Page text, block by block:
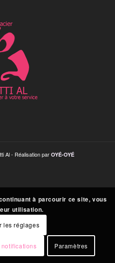
Al - Réalisation par OYÉ-OYÉ
à parcourir ce site, vous
utilisation.
les réglages
Paramètres